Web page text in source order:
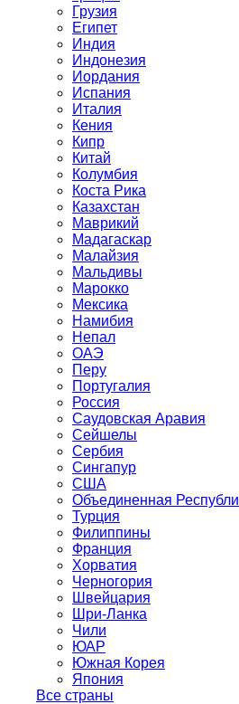
Грузия
Египет
Индия
Индонезия
Иордания
Испания
Италия
Кения
Кипр
Китай
Колумбия
Коста Рика
Казахстан
Маврикий
Мадагаскар
Малайзия
Мальдивы
Марокко
Мексика
Намибия
Непал
ОАЭ
Перу
Португалия
Россия
Саудовская Аравия
Сейшелы
Сербия
Сингапур
США
Объединенная
Турция
Филиппины
Франция
Хорватия
Черногория
Швейцария
Шри-Ланка
Чили
ЮАР
Южная Корея
Япония
Все страны